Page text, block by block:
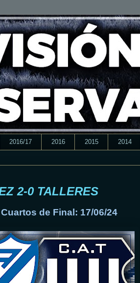
2016/17 2016 2015 2014
2-0 TALLERES
de Final: 17/06/24